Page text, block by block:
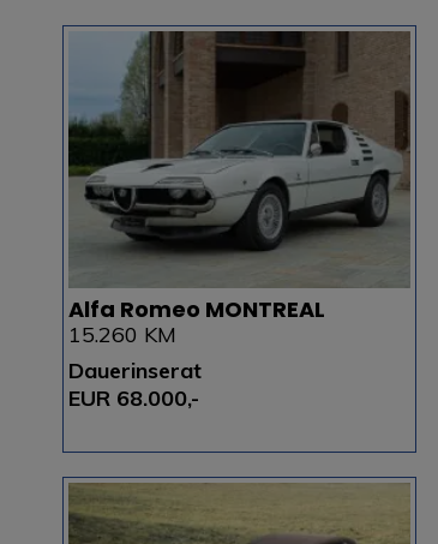
Alfa Romeo MONTREAL
15.260 KM
Dauerinserat
EUR 68.000,-